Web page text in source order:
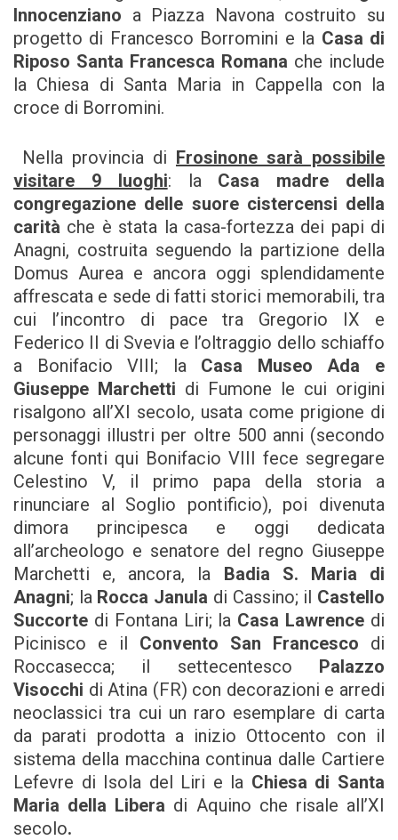
Innocenziano a Piazza Navona costruito su
progetto di Francesco Borromini e la Casa di
Riposo Santa Francesca Romana che include
la Chiesa di Santa Maria in Cappella con la
croce di Borromini.
Nella provincia di Frosinone sarà possibile
visitare 9 luoghi: la Casa madre della
congregazione delle suore cistercensi della
carità che è stata la casa-fortezza dei papi di
Anagni, costruita seguendo la partizione della
Domus Aurea e ancora oggi splendidamente
affrescata e sede di fatti storici memorabili, tra
cui l’incontro di pace tra Gregorio IX e
Federico II di Svevia e l’oltraggio dello schiaffo
a Bonifacio VIII; la Casa Museo Ada e
Giuseppe Marchetti di Fumone le cui origini
risalgono all’XI secolo, usata come prigione di
personaggi illustri per oltre 500 anni (secondo
alcune fonti qui Bonifacio VIII fece segregare
Celestino V, il primo papa della storia a
rinunciare al Soglio pontificio), poi divenuta
dimora principesca e oggi dedicata
all’archeologo e senatore del regno Giuseppe
Marchetti e, ancora, la Badia S. Maria di
Anagni; la Rocca Janula di Cassino; il Castello
Succorte di Fontana Liri; la Casa Lawrence di
Picinisco e il Convento San Francesco di
Roccasecca; il settecentesco Palazzo
Visocchi di Atina (FR) con decorazioni e arredi
neoclassici tra cui un raro esemplare di carta
da parati prodotta a inizio Ottocento con il
sistema della macchina continua dalle Cartiere
Lefevre di Isola del Liri e la Chiesa di Santa
Maria della Libera di Aquino che risale all’XI
secolo.